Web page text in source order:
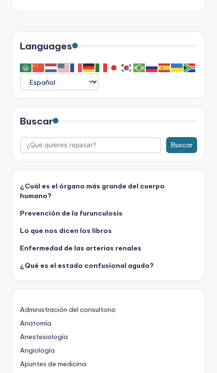
Languages
Buscar
Buscar
¿Cuál es el órgano más grande del cuerpo
humano?
Prevención de la furunculosis
Lo que nos dicen los libros
Enfermedad de las arterias renales
¿Qué es el estado confusional agudo?
Administración del consultorio
Anatomía
Anestesiología
Angiología
Apuntes de medicina